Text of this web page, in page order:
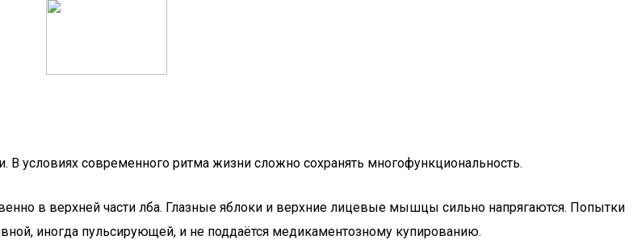
условиях современного ритма жизни сложно сохранять многофункциональность.
в верхней части лба. Глазные яблоки и верхние лицевые мышцы сильно напрягаются. Попытки
иногда пульсирующей, и не поддаётся медикаментозному купированию.